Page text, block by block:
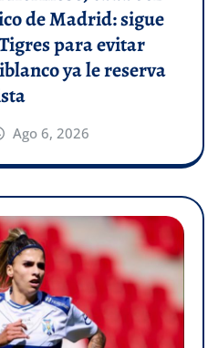
de Madrid: sigue
para evitar
ya le reserva
Ago 6, 2026